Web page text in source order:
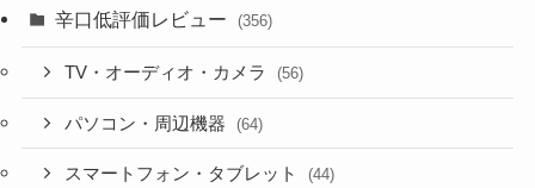
辛口低評価レビュー (356)
TV・オーディオ・カメラ (56)
パソコン・周辺機器 (64)
スマートフォン・タブレット (44)